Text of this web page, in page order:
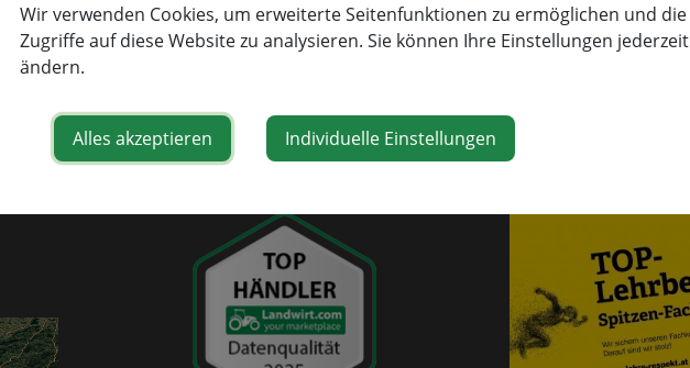
Teile den Artikel
Wir verwenden Cookies, um erweiterte Seitenfunktionen zu ermöglichen und die
Zugriffe auf diese Website zu analysieren. Sie können Ihre Einstellungen jederzeit
ändern.
Alles akzeptieren Individuelle Einstellungen